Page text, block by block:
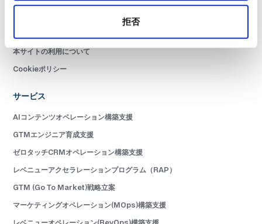
拒否
本サイトの利用について
Cookieポリシー
サービス
AIコンテンツオペレーション構築支援
GTMエンジニア育成支援
ゼロタッチCRMオペレーション構築支援
レベニューアクセラレーションプログラム（RAP）
GTM (Go To Market)戦略立案
マーケティングオペレーション(MOps)構築支援